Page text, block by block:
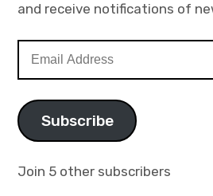
and receive notifications of
Address
Subscribe
Join 5 other subscribers